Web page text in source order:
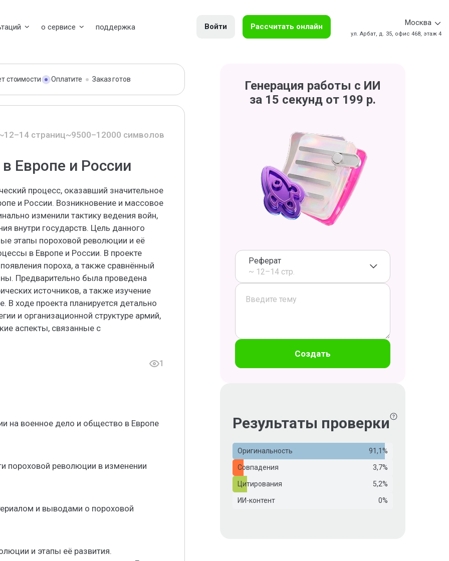
о сервисе поддержка Войти Рассчитать онлайн Москва
ул. Арбат, д. 35, офис 468, этаж 4
стоимости Оплатите Заказ готов
страниц~9500–12000 символов
Европе и России
процесс, оказавший значительное
и России. Возникновение и массовое
изменили тактику ведения войн,
внутри государств. Цель данного
этапы пороховой революции и её
в Европе и России. В проекте
пороха, а также сравнённый
Предварительно была проведена
источников, а также изучение
В ходе проекта планируется детально
и организационной структуре армий,
аспекты, связанные с
1
на военное дело и общество в Европе
пороховой революции в изменении
и выводами о пороховой
и этапы её развития.
Генерация работы с ИИ
за 15 секунд от 199 р.
Реферат
~ 12–14 стр.
Создать
Результаты проверки
Оригинальность 91,1%
Совпадения 3,7%
Цитирования 5,2%
ИИ-контент 0%